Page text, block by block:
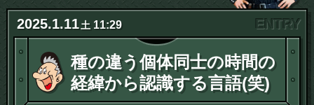
2025.1.11土 11:29
種の違う個体同士の時間の
経緯から認識する言語(笑)